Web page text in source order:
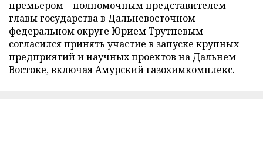
премьером – полномочным представителем
главы государства в Дальневосточном
федеральном округе Юрием Трутневым
согласился принять участие в запуске крупных
предприятий и научных проектов на Дальнем
Востоке, включая Амурский газохимкомплекс.